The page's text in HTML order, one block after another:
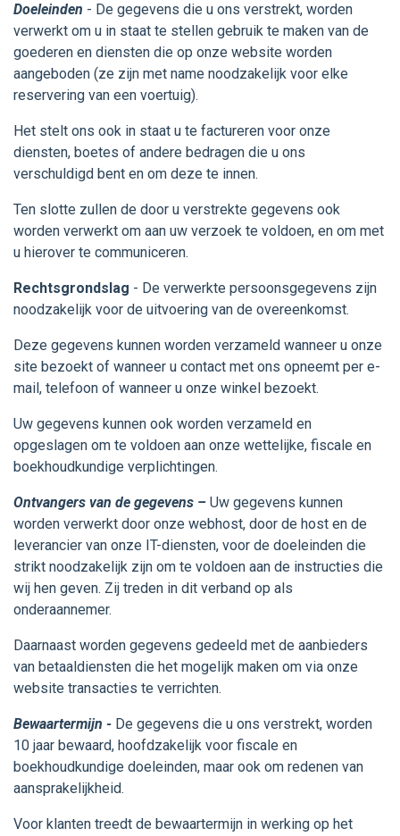
Doeleinden - De gegevens die u ons verstrekt, worden
verwerkt om u in staat te stellen gebruik te maken van de
goederen en diensten die op onze website worden
aangeboden (ze zijn met name noodzakelijk voor elke
reservering van een voertuig).
Het stelt ons ook in staat u te factureren voor onze
diensten, boetes of andere bedragen die u ons
verschuldigd bent en om deze te innen.
Ten slotte zullen de door u verstrekte gegevens ook
worden verwerkt om aan uw verzoek te voldoen, en om met
u hierover te communiceren.
Rechtsgrondslag - De verwerkte persoonsgegevens zijn
noodzakelijk voor de uitvoering van de overeenkomst.
Deze gegevens kunnen worden verzameld wanneer u onze
site bezoekt of wanneer u contact met ons opneemt per e-
mail, telefoon of wanneer u onze winkel bezoekt.
Uw gegevens kunnen ook worden verzameld en
opgeslagen om te voldoen aan onze wettelijke, fiscale en
boekhoudkundige verplichtingen.
Ontvangers van de gegevens – Uw gegevens kunnen
worden verwerkt door onze webhost, door de host en de
leverancier van onze IT-diensten, voor de doeleinden die
strikt noodzakelijk zijn om te voldoen aan de instructies die
wij hen geven. Zij treden in dit verband op als
onderaannemer.
Daarnaast worden gegevens gedeeld met de aanbieders
van betaaldiensten die het mogelijk maken om via onze
website transacties te verrichten.
Bewaartermijn - De gegevens die u ons verstrekt, worden
10 jaar bewaard, hoofdzakelijk voor fiscale en
boekhoudkundige doeleinden, maar ook om redenen van
aansprakelijkheid.
Voor klanten treedt de bewaartermijn in werking op het